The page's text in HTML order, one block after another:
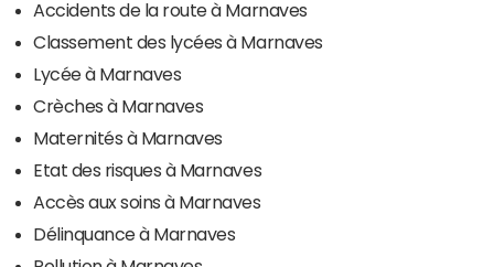
Accidents de la route à Marnaves
Classement des lycées à Marnaves
Lycée à Marnaves
Crèches à Marnaves
Maternités à Marnaves
Etat des risques à Marnaves
Accès aux soins à Marnaves
Délinquance à Marnaves